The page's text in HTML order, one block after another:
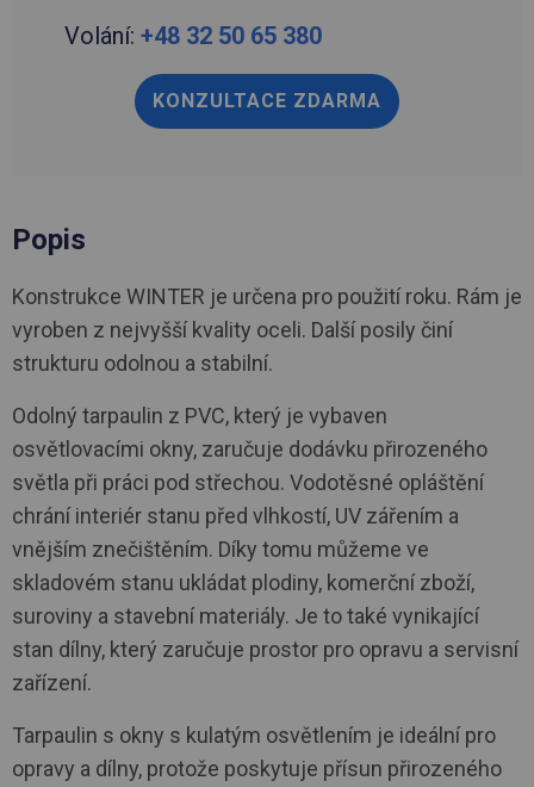
Volání: +48 32 50 65 380
KONZULTACE ZDARMA
Popis
Konstrukce WINTER je určena pro použití roku. Rám je
vyroben z nejvyšší kvality oceli. Další posily činí
strukturu odolnou a stabilní.
Odolný tarpaulin z PVC, který je vybaven
osvětlovacími okny, zaručuje dodávku přirozeného
světla při práci pod střechou. Vodotěsné opláštění
chrání interiér stanu před vlhkostí, UV zářením a
vnějším znečištěním. Díky tomu můžeme ve
skladovém stanu ukládat plodiny, komerční zboží,
suroviny a stavební materiály. Je to také vynikající
stan dílny, který zaručuje prostor pro opravu a servisní
zařízení.
Tarpaulin s okny s kulatým osvětlením je ideální pro
opravy a dílny, protože poskytuje přísun přirozeného